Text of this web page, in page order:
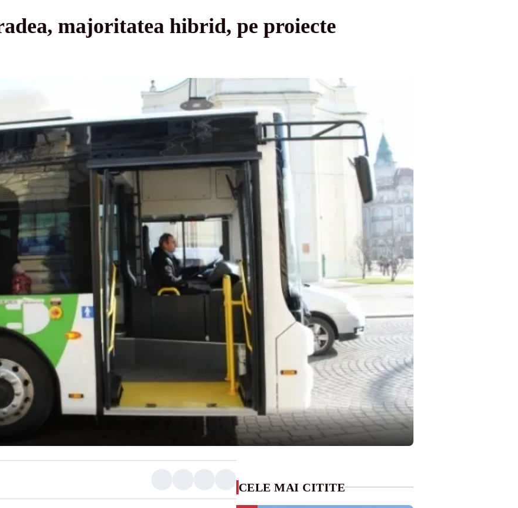
majoritatea hibrid, pe proiecte
CELE MAI CITITE